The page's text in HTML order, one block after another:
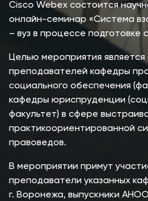
Cisco Webex состоится
онлайн-семинар «Система
– вуз в процессе подготовке
Целью мероприятия
преподавателей кафедры
социального обеспечения
кафедры юриспруденции
факультет) в сфере
практикоориентированной
правоведов.
В мероприятии примут
преподаватели указанных
г. Воронежа, выпускники